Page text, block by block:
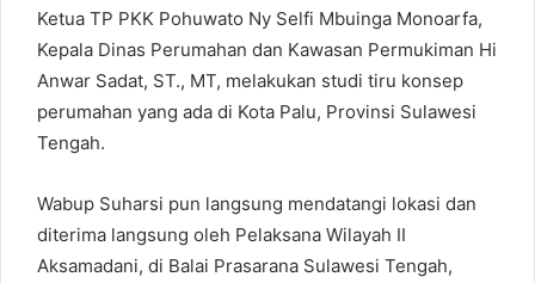
Ketua TP PKK Pohuwato Ny Selfi Mbuinga Monoarfa,
Kepala Dinas Perumahan dan Kawasan Permukiman Hi
Anwar Sadat, ST., MT, melakukan studi tiru konsep
perumahan yang ada di Kota Palu, Provinsi Sulawesi
Tengah.
Wabup Suharsi pun langsung mendatangi lokasi dan
diterima langsung oleh Pelaksana Wilayah II
Aksamadani, di Balai Prasarana Sulawesi Tengah,